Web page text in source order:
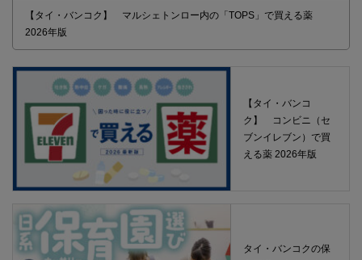
【タイ・バンコク】 マルシェトンロー内の「TOPS」で買える薬
2026年版
【タイ・バンコ
ク】 コンビニ（セ
ブンイレブン）で買
える薬 2026年版
タイ・バンコクの保